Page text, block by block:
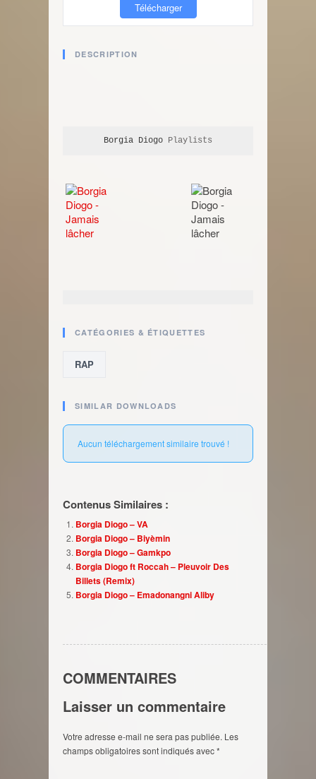
Télécharger
DESCRIPTION
Borgia Diogo Playlists
CATÉGORIES & ÉTIQUETTES
RAP
SIMILAR DOWNLOADS
Aucun téléchargement similaire trouvé !
Contenus Similaires :
Borgia Diogo – VA
Borgia Diogo – Biyèmin
Borgia Diogo – Gamkpo
Borgia Diogo ft Roccah – Pleuvoir Des
Billets (Remix)
Borgia Diogo – Emadonangni Aliby
COMMENTAIRES
Laisser un commentaire
Votre adresse e-mail ne sera pas publiée. Les
champs obligatoires sont indiqués avec*